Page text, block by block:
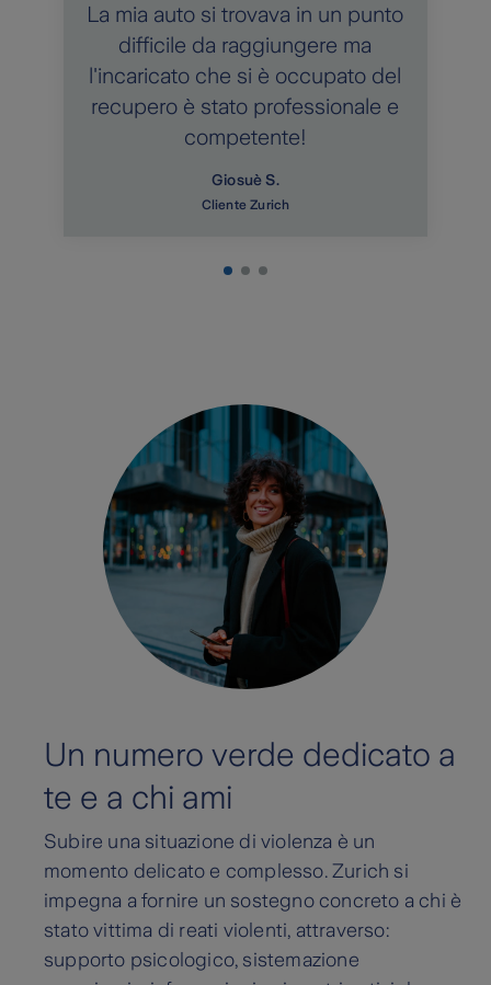
La mia auto si trovava in un punto
difficile da raggiungere ma
l'incaricato che si è occupato del
recupero è stato professionale e
competente!
Giosuè S.
Cliente Zurich
Un numero verde dedicato a
te e a chi ami
Subire una situazione di violenza è un
momento delicato e complesso. Zurich si
impegna a fornire un sostegno concreto a chi è
stato vittima di reati violenti, attraverso:
supporto psicologico, sistemazione